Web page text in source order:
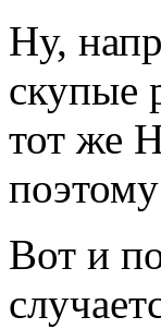
Ну,
скупые
тот же
Вот и